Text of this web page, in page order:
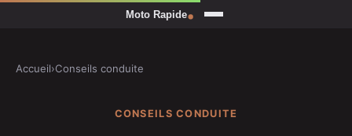
Accueil›Conseils conduite
CONSEILS CONDUITE